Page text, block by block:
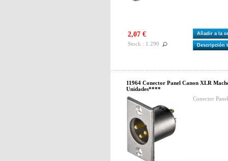
2,07 €
Stock : 1.290
Añadir a la
Descripción
11964 Conector Panel Canon XLR
Unidades****
Conector